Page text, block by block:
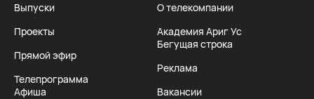
Выпуски
Проекты
Прямой эфир
Телепрограмма
Афиша
О телекомпании
Академия Ариг Ус
Бегущая строка
Реклама
Вакансии